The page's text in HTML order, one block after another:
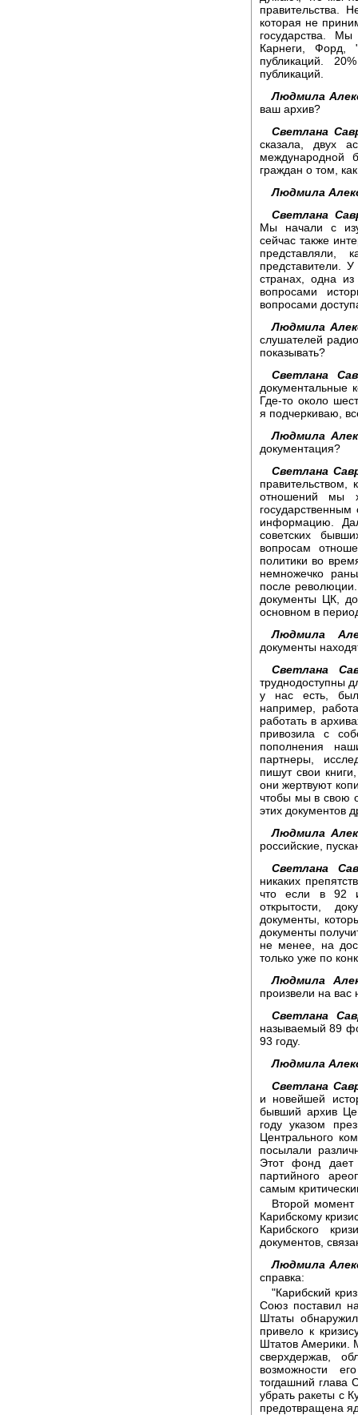
правительства.
которая не
государства.
Карнеги, Форд,
публикаций.
публикаций.
Людмила
ваш архив?
Светлана
сказала, двух
международной
граждан о том,
Людмила
Светлана
Мы начали с
сейчас также
представители.
странах, одна
вопросами
вопросами
Людмила
слушателей
показывать?
Светлана
документальные
Где-то около
я подчеркиваю,
Людмила
документация?
Светлана
отношений мы
информацию.
советских
вопросам
политики во
немножечко
после
документы ЦК,
основном в
Людмила
документы
Светлана
труднодоступны
у нас есть,
например,
работать в
привозила с
пополнения
партнеры,
пишут свои
они жертвуют
чтобы мы в свою
этих документов
Людмила
российские,
Светлана
никаких
что если в 92
открытости,
документы,
документы
не менее, на
только уже по
Людмила
произвели на вас
Светлана
называемый 89
93 году.
Людмила
Светлана
и новейшей
бывший архив
году указом
Центрального
посылали
Этот фонд дает
партийного
самым
Второй момент
Карибскому
Карибского
документов,
Людмила
справка:
"Карибский
Союз поставил
Штаты
привело к
Штатов Америки.
сверхдержав,
возможности
тогдашний глава
убрать ракеты с
предотвращена